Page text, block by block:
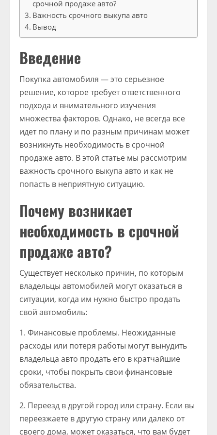
срочной продаже авто?
Важность срочного выкупа авто
Вывод
Введение
Покупка автомобиля — это серьезное
решение, которое требует ответственного
подхода и внимательного изучения
множества факторов. Однако, не всегда все
идет по плану и по разным причинам может
возникнуть необходимость в срочной
продаже авто. В этой статье мы рассмотрим
важность срочного выкупа авто и как не
попасть в неприятную ситуацию.
Почему возникает
необходимость в срочной
продаже авто?
Существует несколько причин, по которым
владельцы автомобилей могут оказаться в
ситуации, когда им нужно быстро продать
свой автомобиль:
1. Финансовые проблемы. Неожиданные
расходы или потеря работы могут вынудить
владельца авто продать его в кратчайшие
сроки, чтобы покрыть свои финансовые
обязательства.
2. Переезд в другой город или страну. Если вы
переезжаете в другую страну или далеко от
своего дома, может оказаться, что вам будет